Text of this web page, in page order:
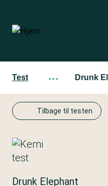
hovedindhold
Test ··· Drunk
Tilbage til testen
Drunk Elephant